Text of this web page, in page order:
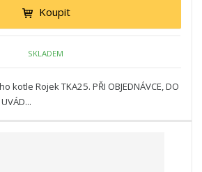
Koupit
SKLADEM
kotle Rojek TKA25. PŘI OBJEDNÁVCE, DO